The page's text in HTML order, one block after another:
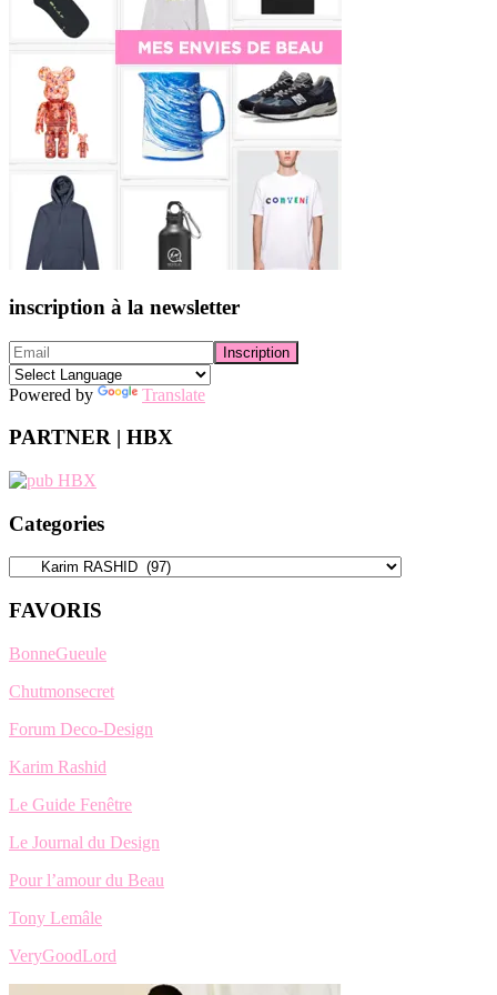
inscription à la newsletter
Powered by Translate
PARTNER | HBX
Categories
Categories
FAVORIS
BonneGueule
Chutmonsecret
Forum Deco-Design
Karim Rashid
Le Guide Fenêtre
Le Journal du Design
Pour l’amour du Beau
Tony Lemâle
VeryGoodLord